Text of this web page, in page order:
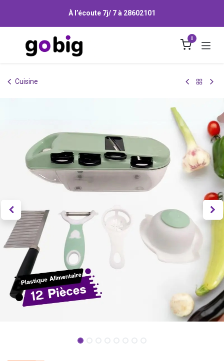
À l’écoute 7j/ 7 à 28602101
0
Cuisine